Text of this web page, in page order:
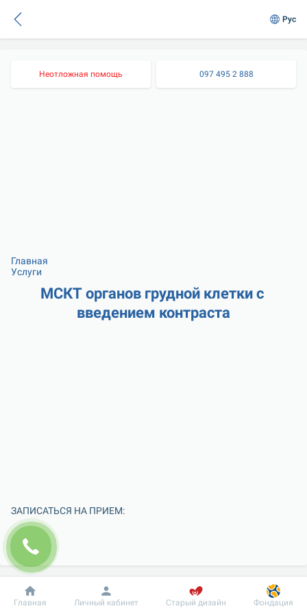
Рус
Неотложная помощь 097 495 2 888
Главная
Услуги
МСКТ органов грудной клетки с
введением контраста
ЗАПИСАТЬСЯ НА ПРИЕМ:
Добробут Информация Пациенту
Главная Личный кабинет Старый дизайн Фондация